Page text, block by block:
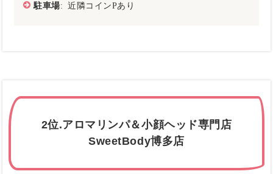
駐車場: 近隣コインPあり
2位.アロマリンパ＆小顔ヘッド専門店
SweetBody博多店